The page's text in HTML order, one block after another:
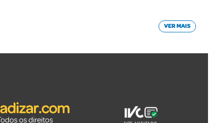
VER MAIS
os direitos